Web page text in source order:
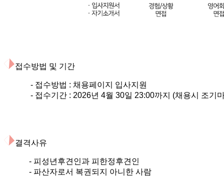
접수방법 및 기간
- 접수방법 : 채용페이지 입사지원
- 접수기간 : 2026년 4월 30일 23:00까지 (채용시 조기
결격사유
- 피성년후견인과 피한정후견인
- 파산자로서 복권되지 아니한 사람